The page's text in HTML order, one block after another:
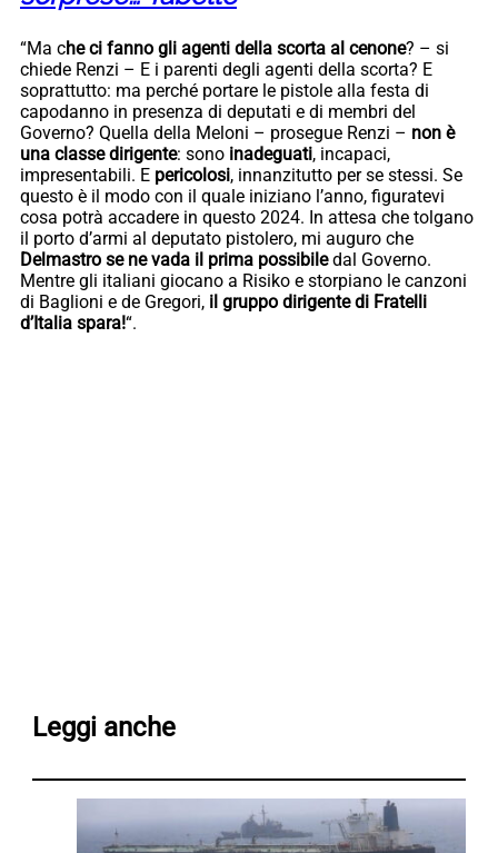
“Ma che ci fanno gli agenti della scorta al cenone? – si
chiede Renzi – E i parenti degli agenti della scorta? E
soprattutto: ma perché portare le pistole alla festa di
capodanno in presenza di deputati e di membri del
Governo? Quella della Meloni – prosegue Renzi – non è
una classe dirigente: sono inadeguati, incapaci,
impresentabili. E pericolosi, innanzitutto per se stessi. Se
questo è il modo con il quale iniziano l’anno, figuratevi
cosa potrà accadere in questo 2024. In attesa che tolgano
il porto d’armi al deputato pistolero, mi auguro che
Delmastro se ne vada il prima possibiledal Governo.
Mentre gli italiani giocano a Risiko e storpiano le canzoni
di Baglioni e de Gregori, il gruppo dirigente di Fratelli
d’Italia spara!“.
Leggi anche